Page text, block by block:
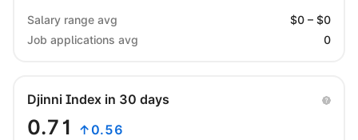
Salary range avg $0 – $0
Job applications avg
0
Djinni Index in 30 days
0.71 ↑0.56